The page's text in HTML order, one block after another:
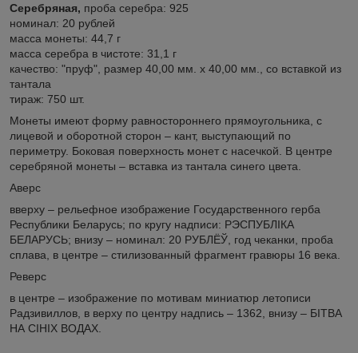
Серебряная, проба серебра: 925
номинал: 20 рублей
масса монеты: 44,7 г
масса серебра в чистоте: 31,1 г
качество: "пруф", размер 40,00 мм. х 40,00 мм., со вставкой из
тантала
тираж: 750 шт.
Монеты имеют форму равностороннего прямоугольника, с
лицевой и оборотной сторон – кант, выступающий по
периметру. Боковая поверхность монет с насечкой. В центре
серебряной монеты – вставка из тантала синего цвета.
Аверс
вверху – рельефное изображение Государственного герба
Республики Беларусь; по кругу надписи: РЭСПУБЛІКА
БЕЛАРУСЬ; внизу – номинал: 20 РУБЛЁЎ, год чеканки, проба
сплава, в центре – стилизованный фрагмент гравюры 16 века.
Реверс
в центре – изображение по мотивам миниатюр летописи
Радзивиллов, в верху по центру надпись – 1362, внизу – БІТВА
НА СІНІХ ВОДАХ.